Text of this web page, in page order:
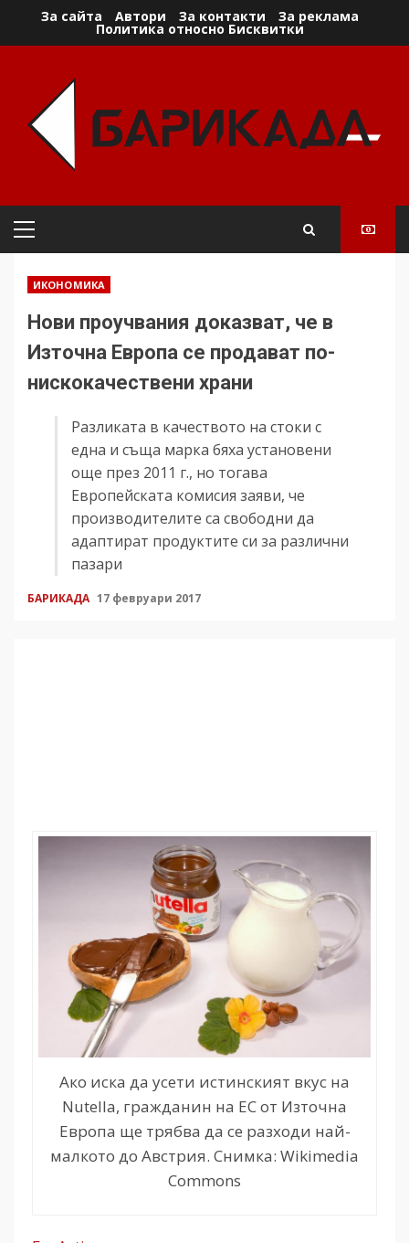
За сайта Автори За контакти За реклама
Политика относно Бисквитки
Primary
ИКОНОМИКА
Нови проучвания доказват, че в
Източна Европа се продават по-
нискокачествени храни
Разликата в качеството на стоки с
една и съща марка бяха установени
още през 2011 г., но тогава
Европейската комисия заяви, че
производителите са свободни да
адаптират продуктите си за различни
пазари
БАРИКАДА 17 февруари 2017
Ако иска да усети истинският вкус на
Nutella, гражданин на ЕС от Източна
Европа ще трябва да се разходи най-
малкото до Австрия. Снимка: Wikimedia
Commons